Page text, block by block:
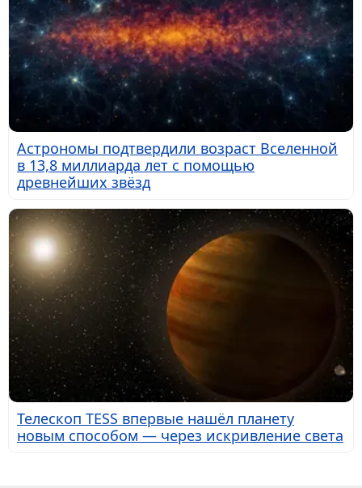
Астрономы подтвердили возраст Вселенной
в 13,8 миллиарда лет с помощью
древнейших звёзд
Телескоп TESS впервые нашёл планету
новым способом — через искривление света